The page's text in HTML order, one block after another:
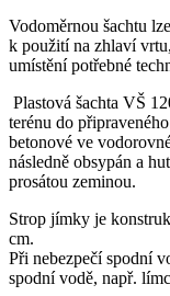
Vodoměrnou šachtu lze
k použití na zhlaví
umístění potřebné
Plastová šachta VŠ
terénu do
betonové ve
následně obsypán a
prosátou zeminou.
Strop jímky je
cm.
Při nebezpečí spodní
spodní vodě, např.